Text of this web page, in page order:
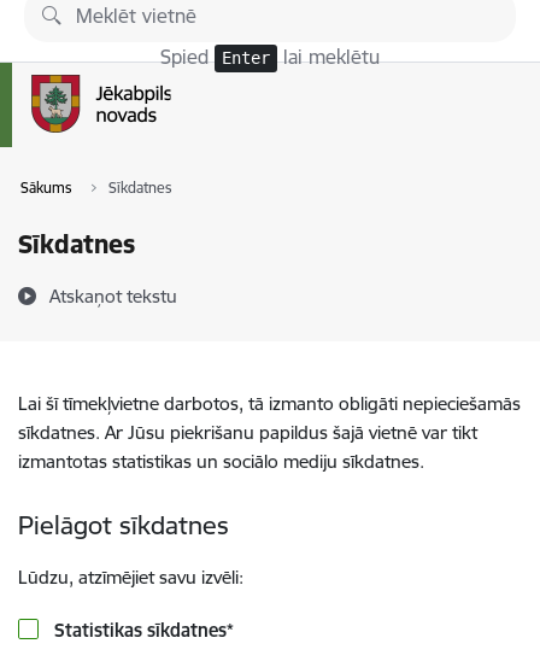
Pāriet uz lapas saturu
Spied Enter lai meklētu
Sākums Sīkdatnes
Sīkdatnes
Atskaņot tekstu
Lai šī tīmekļvietne darbotos, tā izmanto obligāti nepieciešamās
sīkdatnes. Ar Jūsu piekrišanu papildus šajā vietnē var tikt
izmantotas statistikas un sociālo mediju sīkdatnes.
Pielāgot sīkdatnes
Lūdzu, atzīmējiet savu izvēli:
Statistikas sīkdatnes*